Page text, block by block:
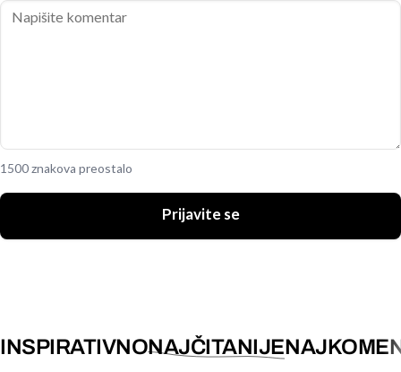
1500 znakova preostalo
Prijavite se
INSPIRATIVNONAJČITANIJE